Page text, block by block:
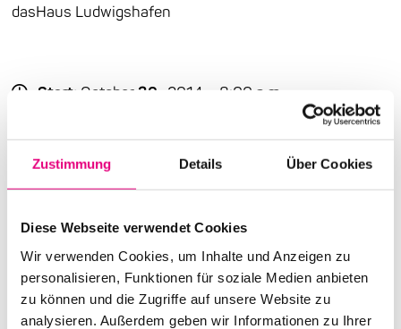
Zustimmung Details Über Cookies
Diese Webseite verwendet Cookies
Wir verwenden Cookies, um Inhalte und Anzeigen zu
personalisieren, Funktionen für soziale Medien anbieten
zu können und die Zugriffe auf unsere Website zu
analysieren. Außerdem geben wir Informationen zu Ihrer
dasHaus Ludwigshafen
Start: October 30
, 2014 – 8:00 p.m.
End:October
, 2014 – 10:30 p.m.
Malia: vocals
Lars Cölln: guitar
Gerd Bauder: bass
Michael Pahlich: drums